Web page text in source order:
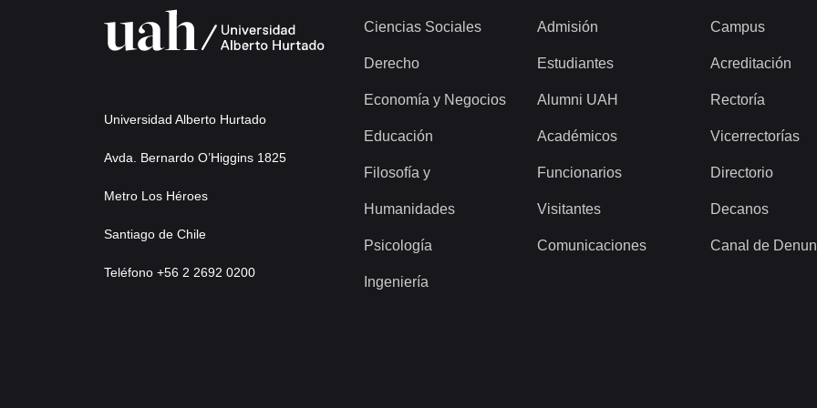
Universidad Alberto Hurtado
Avda. Bernardo O’Higgins 1825
Metro Los Héroes
Santiago de Chile
Teléfono +56 2 2692 0200
Ciencias Sociales
Derecho
Economía y Negocios
Educación
Filosofía y
Humanidades
Psicología
Ingeniería
Admisión
Estudiantes
Alumni UAH
Académicos
Funcionarios
Visitantes
Comunicaciones
Campus
Acreditación
Rectoría
Vicerrectorías
Directorio
Decanos
Canal de